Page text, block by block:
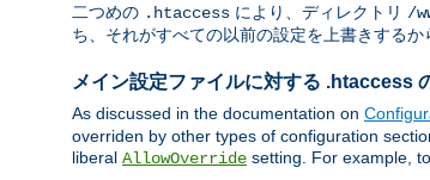
二つめの .htaccess により、ディレクトリ /
ち、それがすべての以前の設定を上書きするか
メイン設定ファイルに対する .htaccess
As discussed in the documentation on
overriden by other types of configuration
liberal AllowOverride setting. For example,